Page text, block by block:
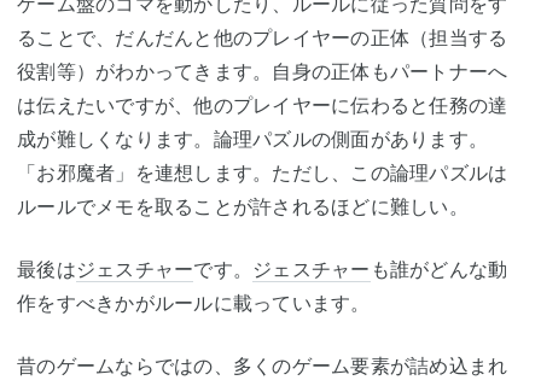
ることで、だんだんと他のプレイヤーの正体（担当する
役割等）がわかってきます。自身の正体もパートナーへ
は伝えたいですが、他のプレイヤーに伝わると任務の達
成が難しくなります。論理パズルの側面があります。
「お邪魔者」を連想します。ただし、この論理パズルは
ルールでメモを取ることが許されるほどに難しい。
最後はジェスチャーです。 ジェスチャー も誰がどんな動
作をすべきかがルールに載っています。
昔のゲームならではの、多くのゲーム要素が詰め込まれ